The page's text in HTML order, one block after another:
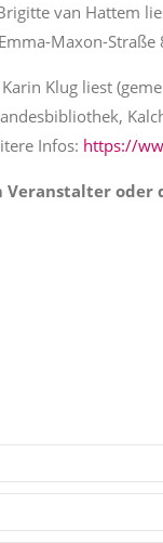
van Hattem
Maxon-Straße
Karin Klug liest
Infos: https://
oder